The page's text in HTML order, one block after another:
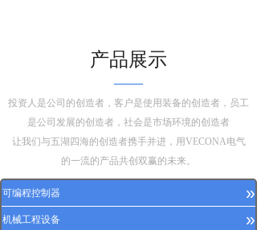
产品展示
——
投资人是公司的创造者，客户是使用装备的创造者，员工
是公司发展的创造者，社会是市场环境的创造者
让我们与五湖四海的创造者携手并进，用VECONA电气
的一流的产品共创双赢的未来。
可编程控制器 »
机械工程设备 »